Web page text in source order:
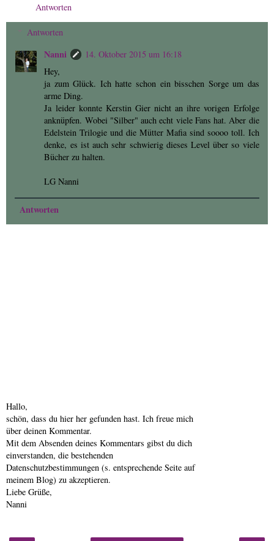
Antworten
Antworten
Nanni
14. Oktober 2015 um 16:18
Hey,
ja zum Glück. Ich hatte schon ein bisschen Sorge um das
arme Ding.
Ja leider konnte Kerstin Gier nicht an ihre vorigen Erfolge
anknüpfen. Wobei "Silber" auch echt viele Fans hat. Aber die
Edelstein Trilogie und die Mütter Mafia sind soooo toll. Ich
denke, es ist auch sehr schwierig dieses Level über so viele
Bücher zu halten.
LG Nanni
Antworten
Hallo,
schön, dass du hier her gefunden hast. Ich freue mich
über deinen Kommentar.
Mit dem Absenden deines Kommentars gibst du dich
einverstanden, die bestehenden
Datenschutzbestimmungen (s. entsprechende Seite auf
meinem Blog) zu akzeptieren.
Liebe Grüße,
Nanni